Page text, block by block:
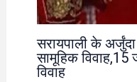
सरायपाली के
सामूहिक विवाह,15
विवाह